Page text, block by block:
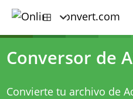
Conversor de
Convierte tu archivo de